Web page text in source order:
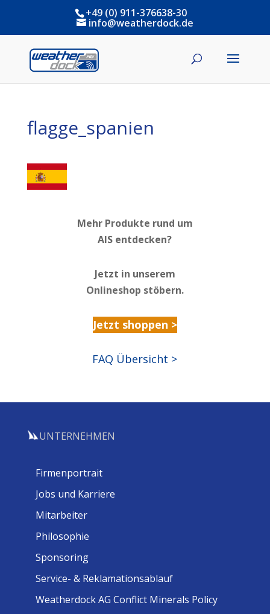
+49 (0) 911-376638-30
info@weatherdock.de
flagge_spanien
Mehr Produkte rund um
AIS entdecken?
Jetzt in unserem
Onlineshop stöbern.
Jetzt shoppen >
FAQ Übersicht >
UNTERNEHMEN
Firmenportrait
Jobs und Karriere
Mitarbeiter
Philosophie
Sponsoring
Service- & Reklamationsablauf
Weatherdock AG Conflict Minerals Policy